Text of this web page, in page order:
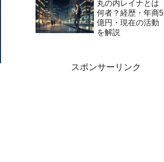
館
丸の内レイナとは
何者？経歴・年商5
億円・現在の活動
を解説
スポンサーリンク